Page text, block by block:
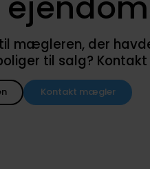
mægleren, der
til salg?
Kontakt mægler